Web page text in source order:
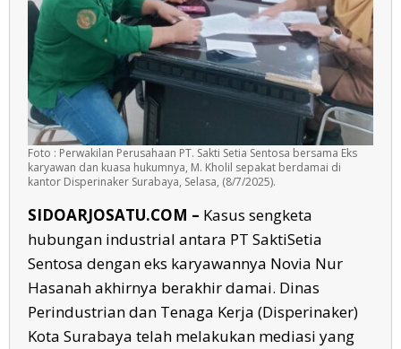
Foto : Perwakilan Perusahaan PT. Sakti Setia Sentosa bersama Eks
karyawan dan kuasa hukumnya, M. Kholil sepakat berdamai di
kantor Disperinaker Surabaya, Selasa, (8/7/2025).
SIDOARJOSATU.COM – Kasus sengketa
hubungan industrial antara PT SaktiSetia
Sentosa dengan eks karyawannya Novia Nur
Hasanah akhirnya berakhir damai. Dinas
Perindustrian dan Tenaga Kerja (Disperinaker)
Kota Surabaya telah melakukan mediasi yang